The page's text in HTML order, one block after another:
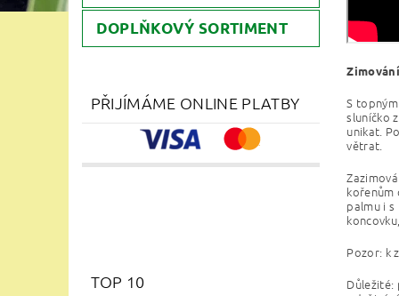
DOPLŇKOVÝ SORTIMENT
PŘIJÍMÁME ONLINE PLATBY
TOP 10
S
sluníčko
unikat.
větrat.
kořenům
palmu i
Pozor: k
Důležité: